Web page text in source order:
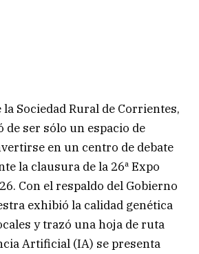
Sociedad Rural de Corrientes,
de ser sólo un espacio de
en un centro de debate
la clausura de la 26ª Expo
Con el respaldo del Gobierno
exhibió la calidad genética
y trazó una hoja de ruta
Artificial (IA) se presenta